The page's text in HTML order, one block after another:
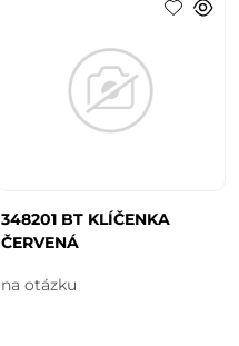
348201 BT KLÍČENKA
ČERVENÁ
na otázku